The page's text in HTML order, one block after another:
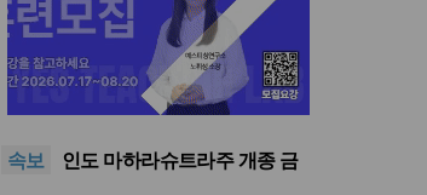
속보
인도 마하라슈트라주 개종 금
지법 시행… 기독교계 강력 반
발
올리벳대학교, 120만 평 리버사
이드 대학 캠퍼스 영구 사용 승
인… 장기 개발 기반 확보
美 이민구금센터에 억류됐던
한인 목회자 석방돼
우크라 선교사 3부자의 헌신
진다”
신이 주도”
인도 마하라슈트라주 개종 금